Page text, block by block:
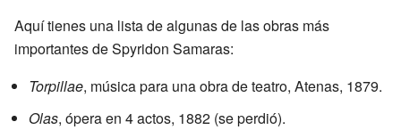
Aquí tienes una lista de algunas de las obras más
importantes de Spyridon Samaras:
Torpillae, música para una obra de teatro, Atenas, 1879.
Olas, ópera en 4 actos, 1882 (se perdió).